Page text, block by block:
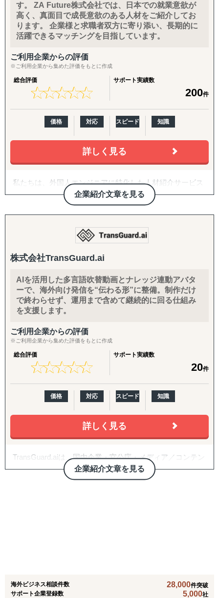
このことから今後も日本で就業する外国人労働者の増加傾
向は継続すると想定されます。
それに伴い外国人の雇用流動化といったことも見越しまし
て、日本経済の労働不足解消の一助になることを目標に人
けるために、外国人材に特化した人材紹介プラットフォー
ム『トレマチ』を2022年10月17日よりサービスを開始いた
しました。
す。 ZA Future株式会社では、日本での就業意欲が
高く、真面目で成長意欲のある人材をご紹介してお
ります。 企業様と求職者双方に寄り添い、長期的に
活躍できるマッチングを目指しています。
ご利用企業からの評価
※ご利用企業から集めた評価をもとに作成
総合評価
★★★★★
★★★★★
サポート実績数
200件
価格 対応 スピード 知識
詳しく見る
企業紹介文章を見る
私たちは、外国人エンジニアに特化した人材紹介サービス
を通じて、企業と人材、両者にとって最良の出会いをつく
ることを使命としています。
高度な技術力と向上心を持つ外国人エンジニアと、多様な
価値を受け入れ、共に成長を目指す日本企業。
その架け橋となるのが、私たちの役割です。
それは、企業の未来を担う“宝”としての人を意味していま
す。
単なるマッチングではなく、長期的な活躍と定着を見据え
株式会社TransGuard.ai
AIを活用した多言語吹替動画とナレッジ連動アバタ
ーで、海外向け発信を“伝わる形”に整備。制作だけ
で終わらせず、運用まで含めて継続的に回る仕組み
を支援します。
ご利用企業からの評価
※ご利用企業から集めた評価をもとに作成
総合評価
★★★★★
★★★★★
サポート実績数
20件
価格 対応 スピード 知識
詳しく見る
企業紹介文章を見る
TransGuard.aiは、国内企業・官公庁・メディア／コンテン
ツオーナー向けに、リップシンクとボイスクローンを用い
た多言語動画制作を提供します。既存の資産動画がなくて
海外ビジネス相談件数 28,000件突破
サポート企業登録数
5,000社